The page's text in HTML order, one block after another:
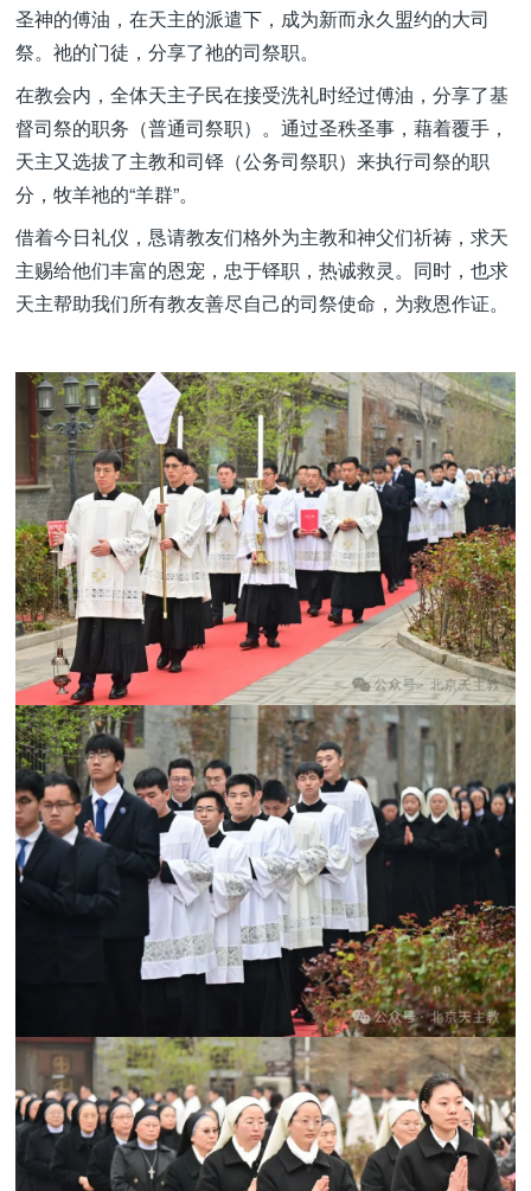
圣神的傅油，在天主的派遣下，成为新而永久盟约的大司
祭。祂的门徒，分享了祂的司祭职。
在教会内，全体天主子民在接受洗礼时经过傅油，分享了基
督司祭的职务（普通司祭职）。通过圣秩圣事，藉着覆手，
天主又选拔了主教和司铎（公务司祭职）来执行司祭的职
分，牧羊祂的“羊群”。
借着今日礼仪，恳请教友们格外为主教和神父们祈祷，求天
主赐给他们丰富的恩宠，忠于铎职，热诚救灵。同时，也求
天主帮助我们所有教友善尽自己的司祭使命，为救恩作证。